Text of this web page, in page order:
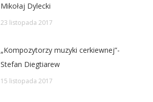
Mikołaj Dylecki
23 listopada 2017
„Kompozytorzy muzyki cerkiewnej”-
Stefan Diegtiarew
15 listopada 2017